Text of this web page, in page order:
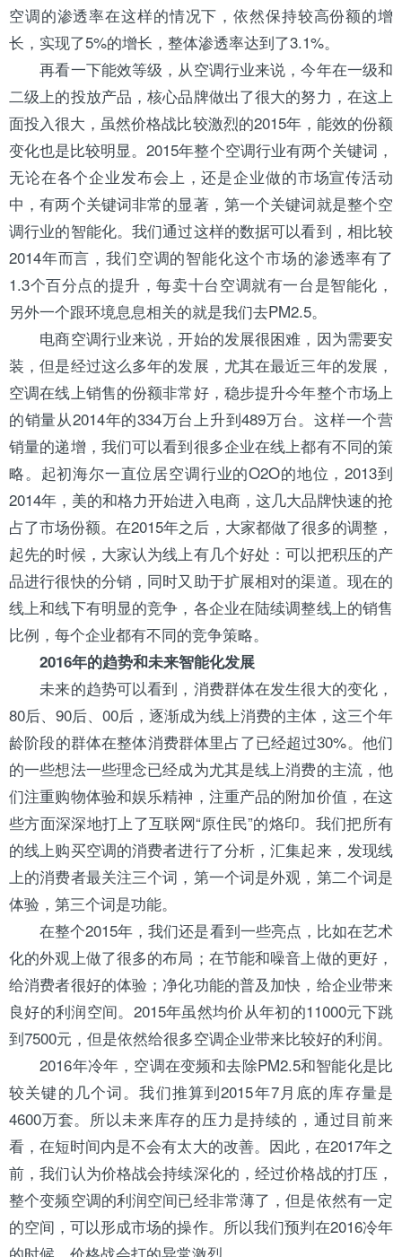
空调的渗透率在这样的情况下，依然保持较高份额的增
长，实现了5%的增长，整体渗透率达到了3.1%。
再看一下能效等级，从空调行业来说，今年在一级和
二级上的投放产品，核心品牌做出了很大的努力，在这上
面投入很大，虽然价格战比较激烈的2015年，能效的份额
变化也是比较明显。2015年整个空调行业有两个关键词，
无论在各个企业发布会上，还是企业做的市场宣传活动
中，有两个关键词非常的显著，第一个关键词就是整个空
调行业的智能化。我们通过这样的数据可以看到，相比较
2014年而言，我们空调的智能化这个市场的渗透率有了
1.3个百分点的提升，每卖十台空调就有一台是智能化，
另外一个跟环境息息相关的就是我们去PM2.5。
电商空调行业来说，开始的发展很困难，因为需要安
装，但是经过这么多年的发展，尤其在最近三年的发展，
空调在线上销售的份额非常好，稳步提升今年整个市场上
的销量从2014年的334万台上升到489万台。这样一个营
销量的递增，我们可以看到很多企业在线上都有不同的策
略。起初海尔一直位居空调行业的O2O的地位，2013到
2014年， 美的和格力开始进入电商，这几大品牌快速的抢
占了市场份额。在2015年之后，大家都做了很多的调整，
起先的时候，大家认为线上有几个好处：可以把积压的产
品进行很快的分销，同时又助于扩展相对的渠道。现在的
线上和线下有明显的竞争，各企业在陆续调整线上的销售
比例，每个企业都有不同的竞争策略。
2016年的趋势和未来智能化发展
未来的趋势可以看到，消费群体在发生很大的变化，
80后、90后、00后，逐渐成为线上消费的主体，这三个年
龄阶段的群体在整体消费群体里占了已经超过30%。他们
的一些想法一些理念已经成为尤其是线上消费的主流，他
们注重购物体验和娱乐精神，注重产品的附加价值，在这
些方面深深地打上了互联网“原住民”的烙印。我们把所有
的线上购买空调的消费者进行了分析，汇集起来，发现线
上的消费者最关注三个词，第一个词是外观，第二个词是
体验，第三个词是功能。
在整个2015年，我们还是看到一些亮点，比如在艺术
化的外观上做了很多的布局；在节能和噪音上做的更好，
给消费者很好的体验；净化功能的普及加快，给企业带来
良好的利润空间。2015年虽然均价从年初的11000元下跳
到7500元，但是依然给很多空调企业带来比较好的利润。
2016年冷年，空调在变频和去除PM2.5和智能化是比
较关键的几个词。我们推算到2015年7月底的库存量是
4600万套。所以未来库存的压力是持续的，通过目前来
看，在短时间内是不会有太大的改善。因此，在2017年之
前，我们认为价格战会持续深化的，经过价格战的打压，
整个变频空调的利润空间已经非常薄了，但是依然有一定
的空间，可以形成市场的操作。所以我们预判在2016冷年